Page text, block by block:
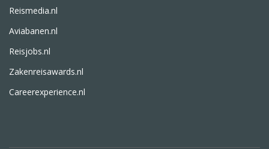
Reismedia.nl
Aviabanen.nl
Reisjobs.nl
Zakenreisawards.nl
Careerexperience.nl